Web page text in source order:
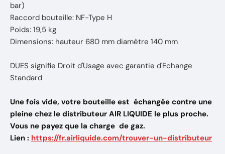
bar)
Raccord bouteille: NF-Type H
Poids: 19,5 kg
Dimensions: hauteur 680 mm diamètre 140 mm
DUES signifie Droit d'Usage avec garantie d'Echange
Standard
Une fois vide, votre bouteille est échangée contre une
pleine chez le distributeur AIR LIQUIDE le plus proche.
Vous ne payez que la charge de gaz.
Lien : https://fr.airliquide.com/trouver-un-distributeur